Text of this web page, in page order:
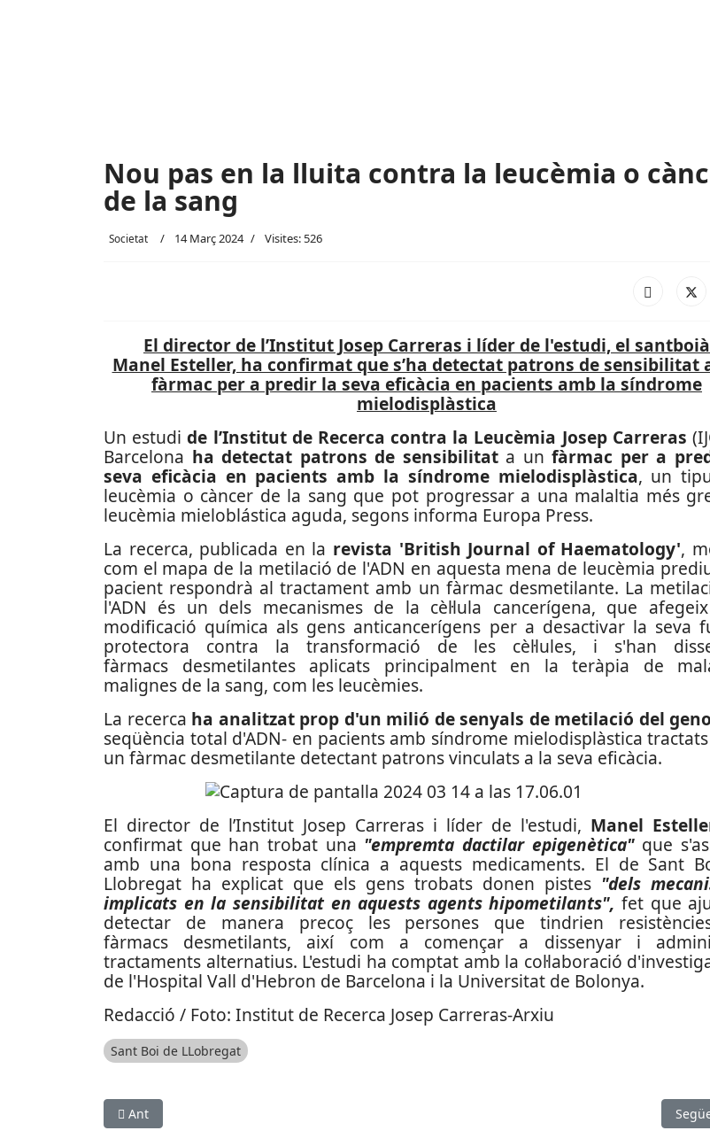
Nou pas en la lluita contra la leucèmia o
de la sang
Societat 14 Març 2024 Visites: 526
El director de l’Institut Josep Carreras i líder de l'estudi, el santboià
Manel Esteller, ha confirmat que s’ha detectat patrons de sensibilitat
fàrmac per a predir la seva eficàcia en pacients amb la síndrome
mielodisplàstica
Un estudide l’Institut de Recerca contra la Leucèmia Josep Carreras
Barcelona ha detectat patrons de sensibilitata un fàrmac per a
seva eficàcia en pacients amb la síndrome mielodisplàstica, un
leucèmia o càncer de la sang que pot progressar a una malaltia més
leucèmia mieloblástica aguda, segons informa Europa Press.
La recerca, publicada en la revista 'British Journal of Haematology',
com el mapa de la metilació de l'ADN en aquesta mena de leucèmia
pacient respondrà al tractament amb un fàrmac desmetilante. La
l'ADN és un dels mecanismes de la cèl·lula cancerígena, que
modificació química als gens anticancerígens per a desactivar la seva
protectora contra la transformació de les cèl·lules, i s'han
fàrmacs desmetilantes aplicats principalment en la teràpia de
malignes de la sang, com les leucèmies.
La recerca ha analitzat prop d'un milió de senyals de metilació del
seqüència total d'ADN- en pacients amb síndrome mielodisplàstica
un fàrmac desmetilante detectant patrons vinculats a la seva eficàcia.
El director de l’Institut Josep Carreras i líder de l'estudi, Manel
confirmat que han trobat una "empremta dactilar epigenètica"que
amb una bona resposta clínica a aquests medicaments. El de Sant
Llobregat ha explicat que els gens trobats donen pistes "dels
implicats en la sensibilitat en aquests agents hipometilants", fet que
detectar de manera precoç les persones que tindrien
fàrmacs desmetilants, així com a començar a dissenyar i
tractaments alternatius. L'estudi ha comptat amb la col·laboració
de l'Hospital Vall d'Hebron de Barcelona i la Universitat de Bolonya.
Redacció / Foto: Institut de Recerca Josep Carreras-Arxiu
Sant Boi de LLobregat
Article anterior: Pedro Antonio Pizarro, nou cap de la Guàrdia Civil a Catalunya
Ant